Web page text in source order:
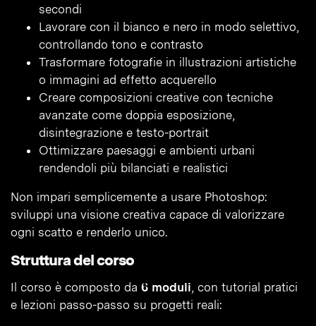
secondi
Lavorare con il bianco e nero in modo selettivo,
controllando tono e contrasto
Trasformare fotografie in illustrazioni artistiche
o immagini ad effetto acquerello
Creare composizioni creative con tecniche
avanzate come doppia esposizione,
disintegrazione e testo-portrait
Ottimizzare paesaggi e ambienti urbani
rendendoli più bilanciati e realistici
Non impari semplicemente a usare Photoshop:
sviluppi una visione creativa capace di valorizzare
ogni scatto e renderlo unico.
Struttura del corso
Il corso è composto da 6 moduli, con tutorial pratici
e lezioni passo-passo su progetti reali: